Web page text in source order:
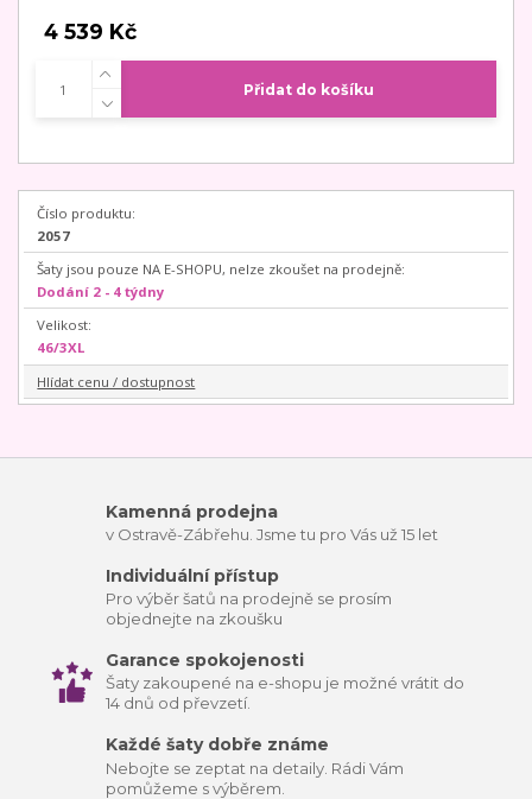
4 539 Kč
Přidat do košíku
Číslo produktu:
2057
Šaty jsou pouze NA E-SHOPU, nelze zkoušet na prodejně:
Dodání 2 - 4 týdny
Velikost:
46/3XL
Hlídat cenu / dostupnost
Kamenná prodejna
v Ostravě-Zábřehu. Jsme tu pro Vás už 15 let
Individuální přístup
Pro výběr šatů na prodejně se prosím
objednejte na zkoušku
Garance spokojenosti
Šaty zakoupené na e-shopu je možné vrátit do
14 dnů od převzetí.
Každé šaty dobře známe
Nebojte se zeptat na detaily. Rádi Vám
pomůžeme s výběrem.